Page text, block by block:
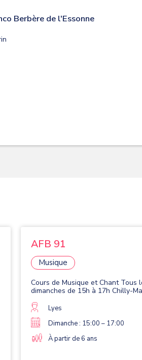
Berbère de l'Essonne
AFB 91
Musique
Cours de Musique et Chant Tous
dimanches de 15h à 17h Chilly-
Lyes
Dimanche : 15:00 – 17:00
À partir de 6 ans